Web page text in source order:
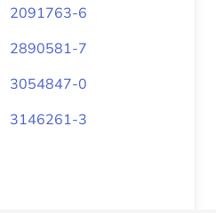
2091763-6
2890581-7
3054847-0
3146261-3